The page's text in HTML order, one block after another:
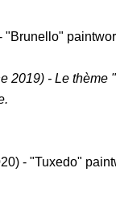
"Brunello"
2019) - Le thème
- "Tuxedo"